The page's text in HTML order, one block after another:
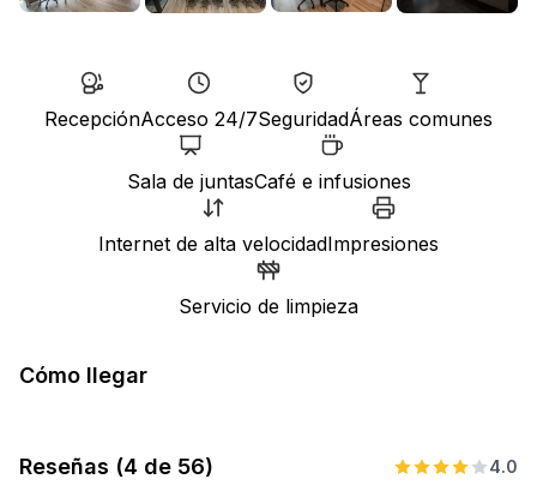
RecepciónAcceso 24/7SeguridadÁreas comunes
Sala de juntasCafé e infusiones
Internet de alta velocidadImpresiones
Servicio de limpieza
Cómo llegar
Reseñas (4 de 56) 4.0